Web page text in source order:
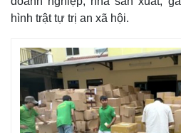
hình trật tự trị an xã hội.